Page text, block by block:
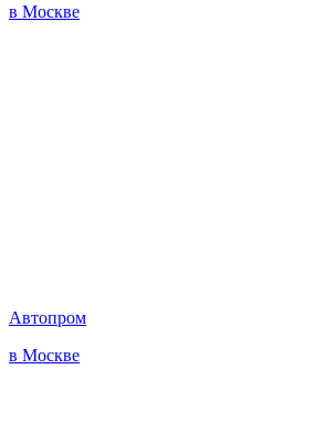
в Москве
Автопром
в Москве